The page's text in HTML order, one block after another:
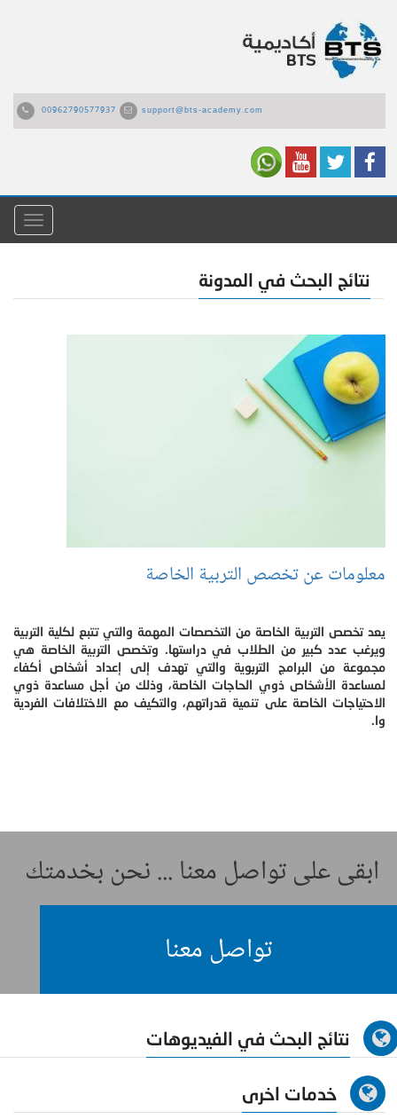
00962790577937 support@bts-academy.com
القائمة
نتائج البحث في المدونة
معلومات عن تخصص التربية الخاصة
يعد تخصص التربية الخاصة من التخصصات المهمة والتي تتبع لكلية التربية
ويرغب عدد كبير من الطلاب في دراستها. وتخصص التربية الخاصة هي
مجموعة من البرامج التربوية والتي تهدف إلى إعداد أشخاص أكفاء
لمساعدة الأشخاص ذوي الحاجات الخاصة، وذلك من أجل مساعدة ذوي
الاحتياجات الخاصة على تنمية قدراتهم، والتكيف مع الاختلافات الفردية
وا.
ابقى على تواصل معنا ... نحن بخدمتك
تواصل معنا
نتائج البحث في الفيديوهات
خدمات اخرى